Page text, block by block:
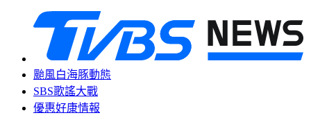
颱風白海豚動態
SBS歌謠大戰
優惠好康情報